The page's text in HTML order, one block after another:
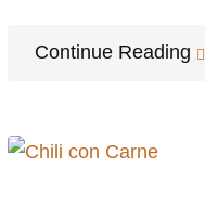
Continue Reading